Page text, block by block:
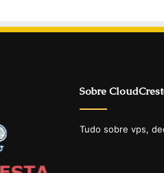
Sobre
Tudo sobre vps,